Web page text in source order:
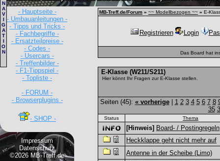
- Hauptseite -
- Umbauanleitungen -
- Tipps und Tricks -
- Fachbegriffe -
- Ersatzteilpreise -
- Codes -
- Usercars -
- Treffenbilder -
- F1-Tippspiel -
- Topliste -
- FORUM -
- Browserplugins -
- SHOP -
Impressum
Datenschutz
©2026 MB-Treff.de
N
A
V
I
G
A
T
I
O
N
MB-Treff.de/Forum » ~~ Modellbezogen ~~ » E-
Registrieren Login
Das Board hat
E-Klasse (W211/S211)
Hier könnt Ihr Fragen zur E-Klasse stellen.
Seiten (45): « vorherige 1 2 3 4 5 6 7 8
35
Status Thema
[Hinweis] Board- / Postingregeln
Heckklappe geht nicht mehr auf
Antenne in der Scheibe (Limo)